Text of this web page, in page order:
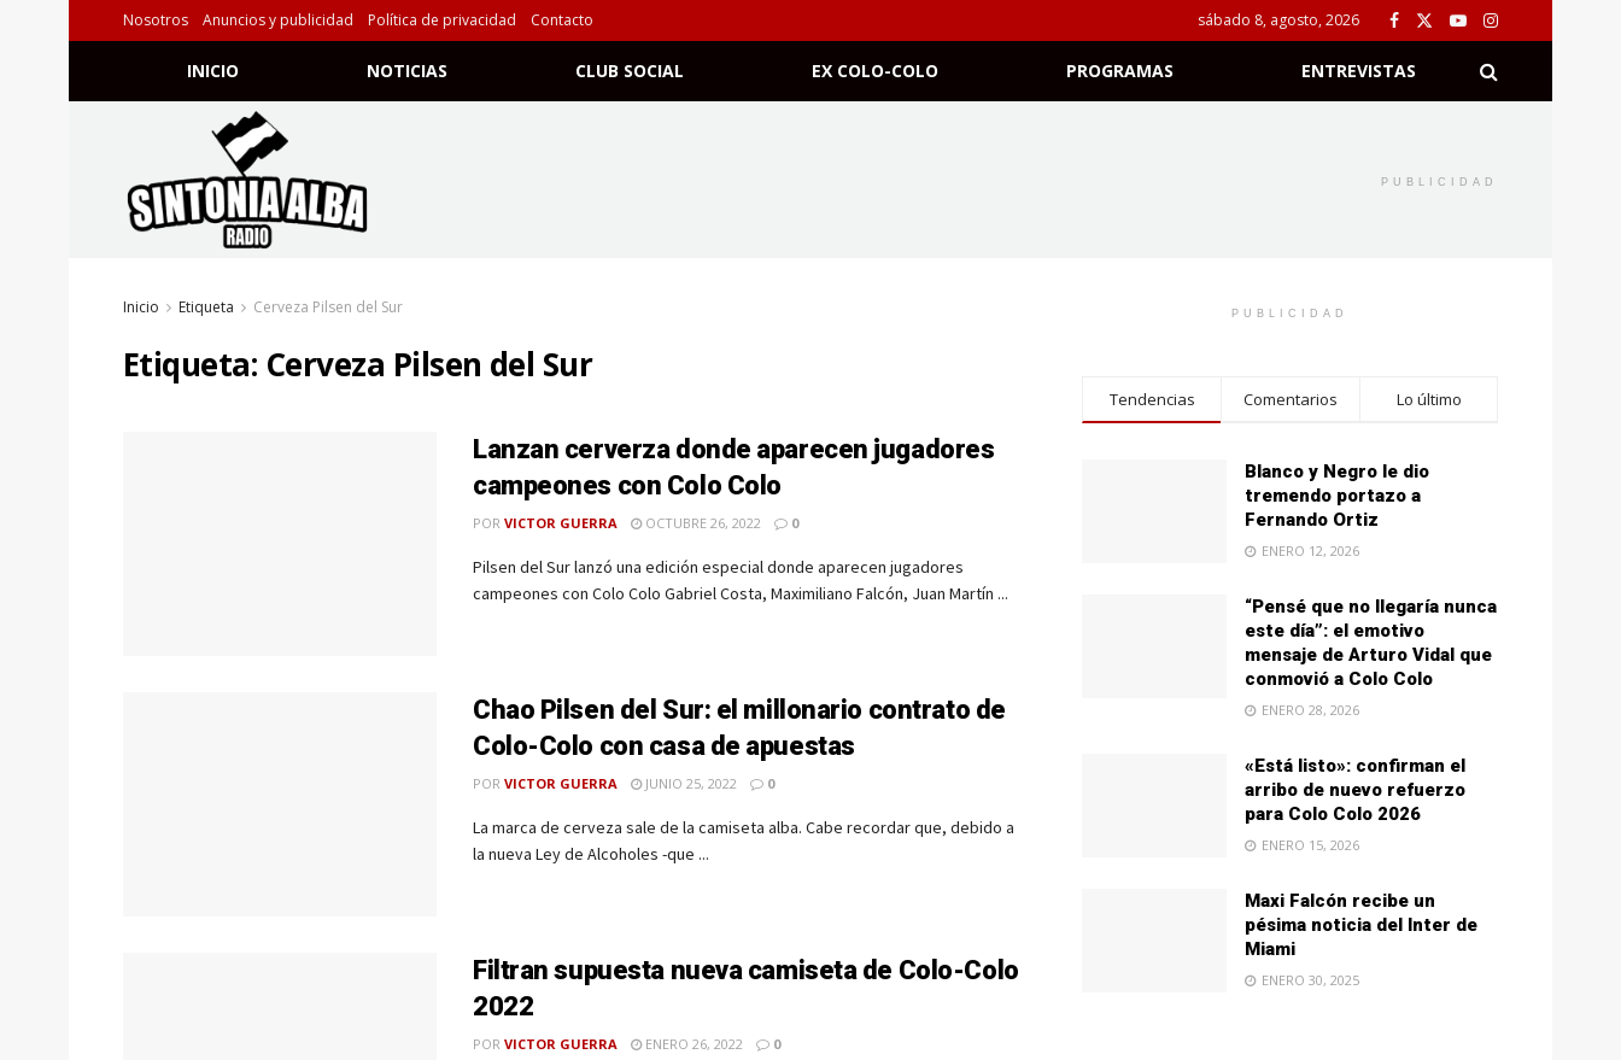
Nosotros Anuncios y publicidad Política de privacidad Contacto sábado 8, agosto, 2026
INICIO NOTICIAS CLUB SOCIAL EX COLO-COLO PROGRAMAS ENTREVISTAS
PUBLICIDAD
Inicio Etiqueta Cerveza Pilsen del Sur
Etiqueta: Cerveza Pilsen del Sur
Lanzan cerverza donde aparecen jugadores
campeones con Colo Colo
POR VICTOR GUERRA OCTUBRE 26, 2022 0
Pilsen del Sur lanzó una edición especial donde aparecen jugadores
campeones con Colo Colo Gabriel Costa, Maximiliano Falcón, Juan Martín ...
Chao Pilsen del Sur: el millonario contrato de
Colo-Colo con casa de apuestas
POR VICTOR GUERRA JUNIO 25, 2022 0
La marca de cerveza sale de la camiseta alba. Cabe recordar que, debido a
la nueva Ley de Alcoholes -que ...
Filtran supuesta nueva camiseta de Colo-Colo
2022
POR VICTOR GUERRA ENERO 26, 2022 0
PUBLICIDAD
Tendencias Comentarios Lo último
Blanco y Negro le dio
tremendo portazo a
Fernando Ortiz
ENERO 12, 2026
“Pensé que no llegaría nunca
este día”: el emotivo
mensaje de Arturo Vidal que
conmovió a Colo Colo
ENERO 28, 2026
«Está listo»: confirman el
arribo de nuevo refuerzo
para Colo Colo 2026
ENERO 15, 2026
Maxi Falcón recibe un
pésima noticia del Inter de
Miami
ENERO 30, 2025